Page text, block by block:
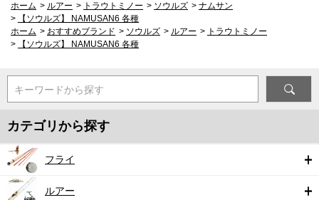
ホーム > ルアー > トラウトミノー > ソウルズ > ナムサン
>
【ソウルズ】 NAMUSAN6 各種
ホーム > おすすめブランド > ソウルズ > ルアー > トラウトミノー
>
【ソウルズ】 NAMUSAN6 各種
キーワードから探す
カテゴリから探す
フライ
ルアー